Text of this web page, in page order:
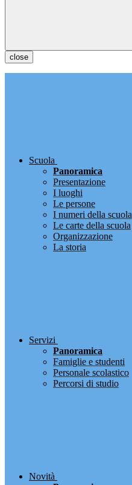
close
Scuola
Panoramica
Presentazione
I luoghi
Le persone
I numeri della scuola
Le carte della scuola
Organizzazione
La storia
Servizi
Panoramica
Famiglie e studenti
Personale scolastico
Percorsi di studio
Novità